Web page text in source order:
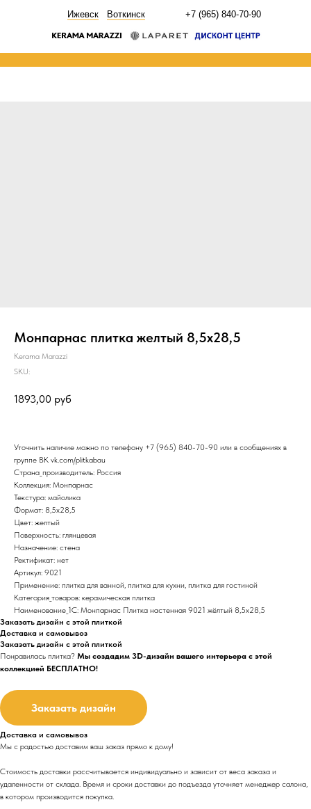
+7 (965) 840-70-90
Ижевск Воткинск
Монпарнас плитка желтый 8,5х28,5
Kerama Marazzi
SKU:
1893,00 руб
Уточнить наличие можно по телефону +7 (965) 840-70-90 или в сообщениях в
группе ВК vk.com/plitkabau
Страна_производитель: Россия
Коллекция: Монпарнас
Текстура: майолика
Формат: 8,5x28,5
Цвет: желтый
Поверхность: глянцевая
Назначение: стена
Ректификат: нет
Артикул: 9021
Применение: плитка для ванной, плитка для кухни, плитка для гостиной
Категория_товаров: керамическая плитка
Наименование_1С: Монпарнас Плитка настенная 9021 жёлтый 8,5х28,5
Заказать дизайн с этой плиткой
Доставка и самовывоз
Заказать дизайн с этой плиткой
Понравилась плитка? Мы создадим 3D-дизайн вашего интерьера с этой
коллекцией БЕСПЛАТНО!
Заказать дизайн
Доставка и самовывоз
Мы с радостью доставим ваш заказ прямо к дому!
Стоимость доставки рассчитывается индивидуально и зависит от веса заказа и
удаленности от склада. Время и сроки доставки до подъезда уточняет менеджер салона,
в котором производится покупка.